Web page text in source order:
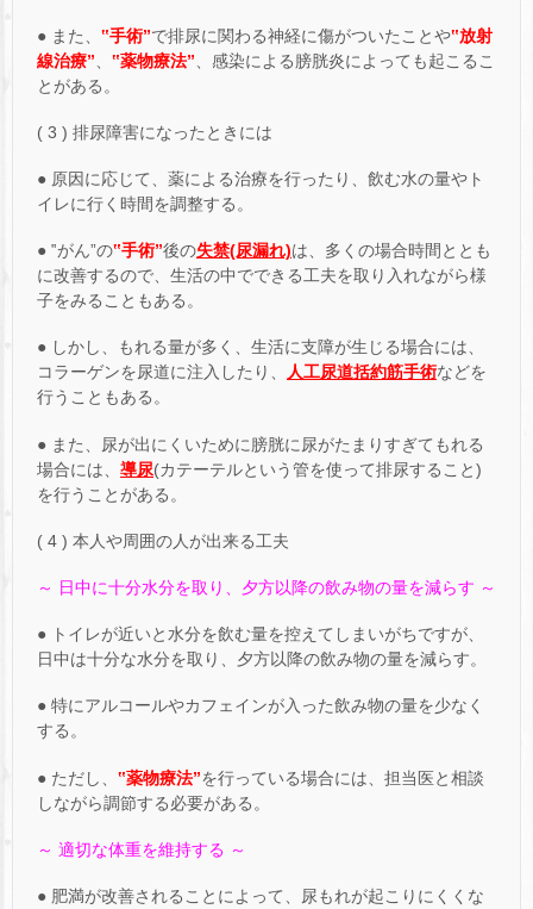
● また、 ‟手術”で排尿に関わる神経に傷がついたことや‟放射
線治療”
‟薬物療法” 、感染による膀胱炎によっても起こるこ
とがある。
( 3 ) 排尿障害になったときには
● 原因に応じて、薬による治療を行ったり、飲む水の量やト
イレに行く時間を調整する。
● ‟がん”の‟手術”後の失禁(尿漏れ)は、多くの場合時間ととも
に改善するので、生活の中でできる工夫を取り入れながら様
子をみることもある。
● しかし、もれる量が多く、生活に支障が生じる場合には、
コラーゲンを尿道に注入したり、
人工尿道括約筋手術などを
行うこともある。
● また、尿が出にくいために膀胱に尿がたまりすぎてもれる
場合には、 導尿(カテーテルという管を使って排尿すること)
を行うことがある。
( 4 ) 本人や周囲の人が出来る工夫
～ 日中に十分水分を取り、夕方以降の飲み物の量を減らす ～
● トイレが近いと水分を飲む量を控えてしまいがちですが、
日中は十分な水分を取り、夕方以降の飲み物の量を減らす。
● 特にアルコールやカフェインが入った飲み物の量を少なく
する。
● ただし、 ‟薬物療法”を行っている場合には、担当医と相談
しながら調節する必要がある。
～ 適切な体重を維持する ～
● 肥満が改善されることによって、尿もれが起こりにくくな